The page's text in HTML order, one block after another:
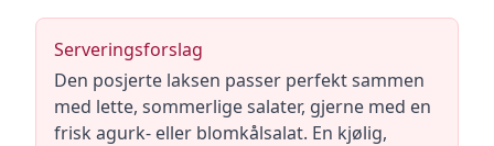
Serveringsforslag
Den posjerte laksen passer perfekt sammen
med lette, sommerlige salater, gjerne med en
frisk agurk- eller blomkålsalat. En kjølig,